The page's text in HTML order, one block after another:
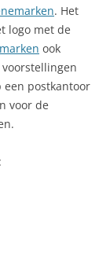
. Het
logo met de
ook
een postkantoor
voor de